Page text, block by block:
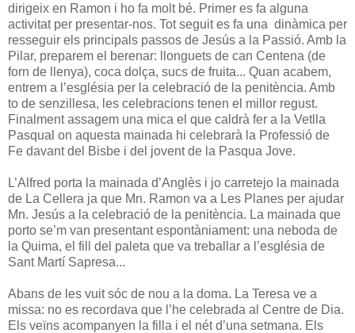
dirigeix en Ramon i ho fa molt bé. Primer es fa alguna
activitat per presentar-nos. Tot seguit es fa una dinàmica per
resseguir els principals passos de Jesús a la Passió. Amb la
Pilar, preparem el berenar: llonguets de can Centena (de
forn de llenya), coca dolça, sucs de fruita... Quan acabem,
entrem a l’església per la celebració de la penitència. Amb
to de senzillesa, les celebracions tenen el millor regust.
Finalment assagem una mica el que caldrà fer a la Vetlla
Pasqual on aquesta mainada hi celebrarà la Professió de
Fe davant del Bisbe i del jovent de la Pasqua Jove.
L’Alfred porta la mainada d’Anglès i jo carretejo la mainada
de La Cellera ja que Mn. Ramon va a Les Planes per ajudar
Mn. Jesús a la celebració de la penitència. La mainada que
porto se’m van presentant espontàniament: una neboda de
la Quima, el fill del paleta que va treballar a l’església de
Sant Martí Sapresa...
Abans de les vuit sóc de nou a la doma. La Teresa ve a
missa: no es recordava que l’he celebrada al Centre de Dia.
Els veïns acompanyen la filla i el nét d’una setmana. Els